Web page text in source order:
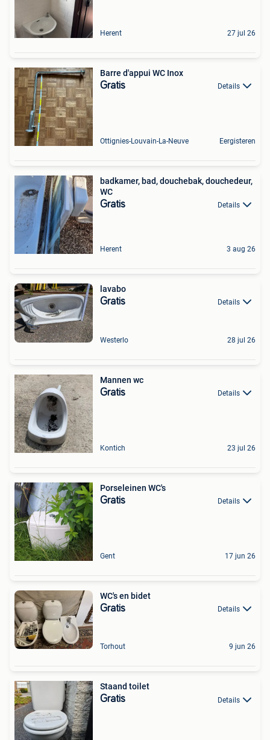
Herent 27 jul 26
Barre d'appui WC Inox
Gratis Details
Ottignies-Louvain-La-Neuve Eergisteren
badkamer, bad, douchebak, douchedeur,
WC
Gratis Details
Herent 3 aug 26
lavabo
Gratis Details
Westerlo 28 jul 26
Mannen wc
Gratis Details
Kontich 23 jul 26
Porseleinen WC's
Gratis Details
Gent 17 jun 26
WC's en bidet
Gratis Details
Torhout 9 jun 26
Staand toilet
Gratis Details